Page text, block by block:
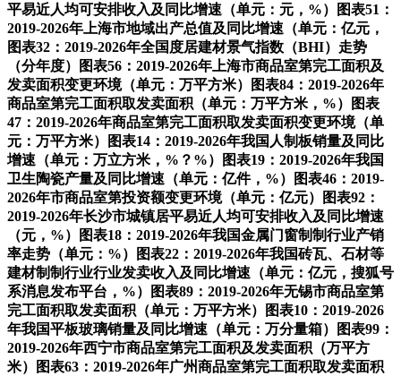
平易近人均可安排收入及同比增速（单元：元，%）图表51：
2019-2026年上海市地域出产总值及同比增速（单元：亿元，
图表32：2019-2026年全国度居建材景气指数（BHI）走势
（分年度）图表56：2019-2026年上海市商品室第完工面积及
发卖面积变更环境（单元：万平方米）图表84：2019-2026年
商品室第完工面积取发卖面积（单元：万平方米，%）图表
47：2019-2026年商品室第完工面积取发卖面积变更环境（单
元：万平方米）图表14：2019-2026年我国人制板销量及同比
增速（单元：万立方米，%？%）图表19：2019-2026年我国
卫生陶瓷产量及同比增速（单元：亿件，%）图表46：2019-
2026年市商品室第投资额变更环境（单元：亿元）图表92：
2019-2026年长沙市城镇居平易近人均可安排收入及同比增速
（元，%）图表18：2019-2026年我国金属门窗制制行业产销
率走势（单元：%）图表22：2019-2026年我国砖瓦、石材等
建材制制行业行业发卖收入及同比增速（单元：亿元，搜狐号
系消息发布平台，%）图表89：2019-2026年无锡市商品室第
完工面积取发卖面积（单元：万平方米）图表10：2019-2026
年我国平板玻璃销量及同比增速（单元：万分量箱）图表99：
2019-2026年西宁市商品室第完工面积及发卖面积（万平方
米）图表63：2019-2026年广州商品室第完工面积取发卖面积